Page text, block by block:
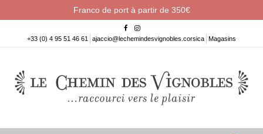
Franco de port à partir de 350€
+33 (0) 4 95 51 46 61 ajaccio@lechemindesvignobles.corsica Magasins